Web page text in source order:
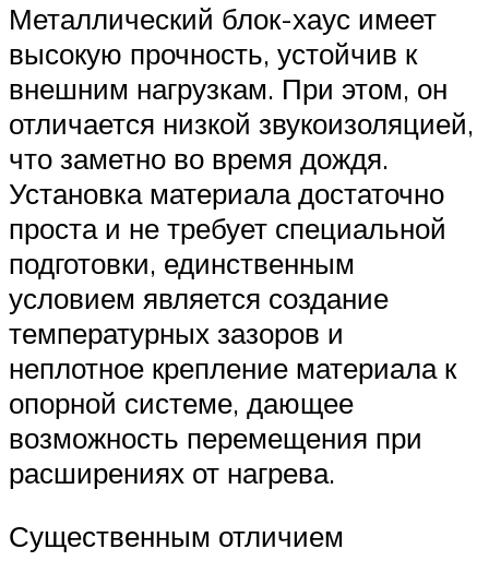
Металлический блок-хаус имеет
высокую прочность, устойчив к
внешним нагрузкам. При этом, он
отличается низкой звукоизоляцией,
что заметно во время дождя.
Установка материала достаточно
проста и не требует специальной
подготовки, единственным
условием является создание
температурных зазоров и
неплотное крепление материала к
опорной системе, дающее
возможность перемещения при
расширениях от нагрева.
Существенным отличием